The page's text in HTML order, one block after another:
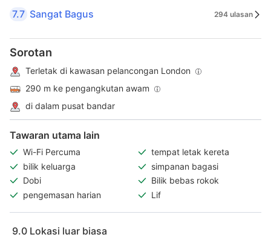
7.7 Sangat Bagus 294 ulasan
Sorotan
Terletak di kawasan pelancongan London
290 m ke pengangkutan awam
di dalam pusat bandar
Tawaran utama lain
Wi-Fi Percuma
tempat letak kereta
bilik keluarga
simpanan bagasi
Dobi
Bilik bebas rokok
pengemasan harian
Lif
9.0 Lokasi luar biasa